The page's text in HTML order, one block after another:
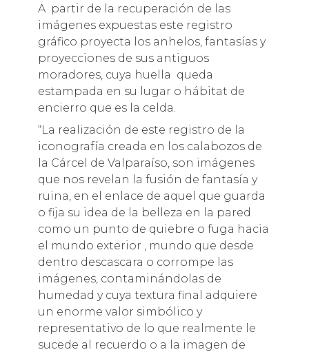
A partir de la recuperación de las
imágenes expuestas este registro
gráfico proyecta los anhelos, fantasías y
proyecciones de sus antiguos
moradores, cuya huella queda
estampada en su lugar o hábitat de
encierro que es la celda.
“La realización de este registro de la
iconografía creada en los calabozos de
la Cárcel de Valparaíso, son imágenes
que nos revelan la fusión de fantasía y
ruina, en el enlace de aquel que guarda
o fija su idea de la belleza en la pared
como un punto de quiebre o fuga hacia
el mundo exterior , mundo que desde
dentro descascara o corrompe las
imágenes, contaminándolas de
humedad y cuya textura final adquiere
un enorme valor simbólico y
representativo de lo que realmente le
sucede al recuerdo o a la imagen de